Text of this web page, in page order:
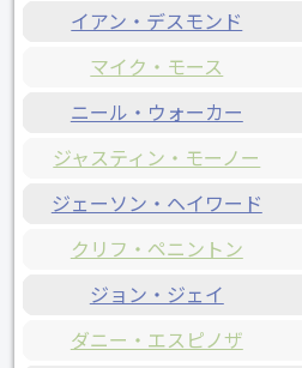
イアン・デスモンド
マイク・モース
ニール・ウォーカー
ジャスティン・モーノー
ジェーソン・ヘイワード
クリフ・ペニントン
ジョン・ジェイ
ダニー・エスピノザ